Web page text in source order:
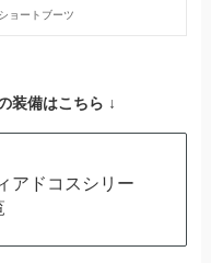
ショートブーツ
装備はこちら ↓
アドコスシリー